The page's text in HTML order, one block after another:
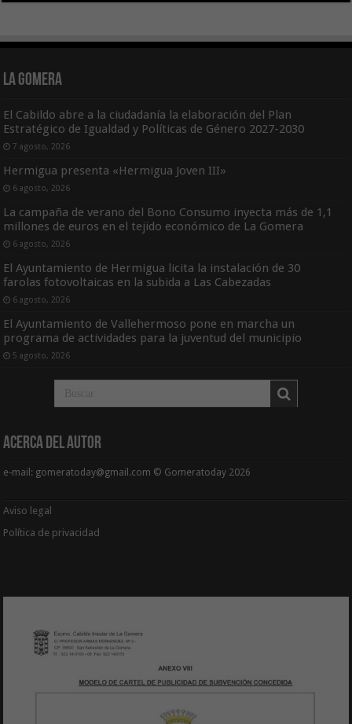
La Gomera
El Cabildo abre a la ciudadanía la elaboración del Plan
Estratégico de Igualdad y Políticas de Género 2027-2030
7 agosto, 2026
Hermigua presenta «Hermigua Joven III»
6 agosto, 2026
La campaña de verano del Bono Consumo inyecta más de 1,1
millones de euros en el tejido económico de La Gomera
6 agosto, 2026
El Ayuntamiento de Hermigua licita la instalación de 30
farolas fotovoltaicas en la subida a Las Cabezadas
6 agosto, 2026
El Ayuntamiento de Vallehermoso pone en marcha un
programa de actividades para la juventud del municipio
5 agosto, 2026
Acerca del Autor
e-mail: gomeratoday@gmail.com © Gomeratoday 2026
Aviso legal
Política de privacidad